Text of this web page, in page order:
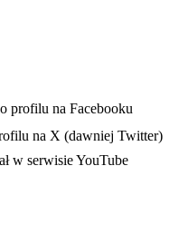
karcie
profilu na Facebooku
na X (dawniej Twitter)
karcie
w serwisie YouTube